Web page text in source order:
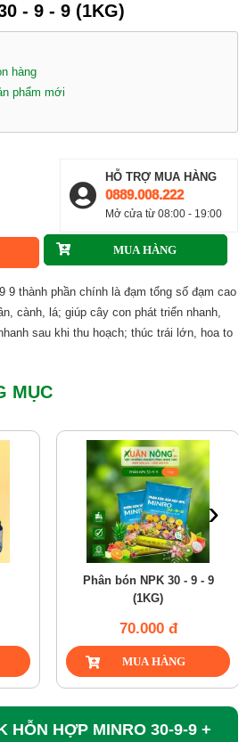
- 9 - 9 (1KG)
hàng
phẩm mới
HỖ TRỢ MUA HÀNG
0889.008.222
Mở cửa từ 08:00 - 19:00
9 thành phần chính là đạm tổng số đạm cao
cành, lá; giúp cây con phát triển nhanh,
sau khi thu hoạch; thúc trái lớn, hoa to
MỤC
Phân bón NPK 30 - 9 - 9
(1KG)
70.000 đ
›
HỖN HỢP MINRO 30-9-9 +